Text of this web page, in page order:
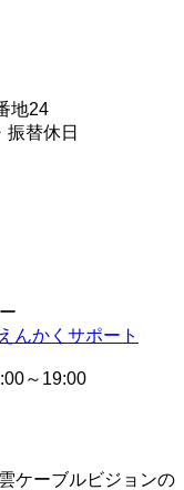
地24
振替休日
えんかくサポート
～19:00
ケーブルビジョンの